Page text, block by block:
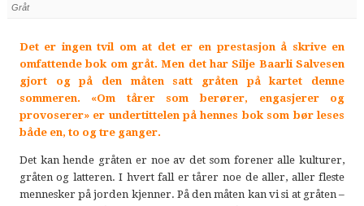
Gråt
Det er ingen tvil om at det er en prestasjon å skrive en
omfattende bok om gråt. Men det har Silje Baarli Salvesen
gjort og på den måten satt gråten på kartet denne
sommeren. «Om tårer som berører, engasjerer og
provoserer» er undertittelen på hennes bok som bør leses
både en, to og tre ganger.
Det kan hende gråten er noe av det som forener alle kulturer,
gråten og latteren. I hvert fall er tårer noe de aller, aller fleste
mennesker på jorden kjenner. På den måten kan vi si at gråten –